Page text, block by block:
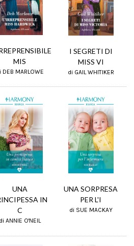
MIS
DEB MARLOWE
I SEGRETI DI
MISS VI
di GAIL WHITIKER
UNA
IN
C
di ANNIE O'NEIL
UNA SORPRESA
PER L'I
di SUE MACKAY